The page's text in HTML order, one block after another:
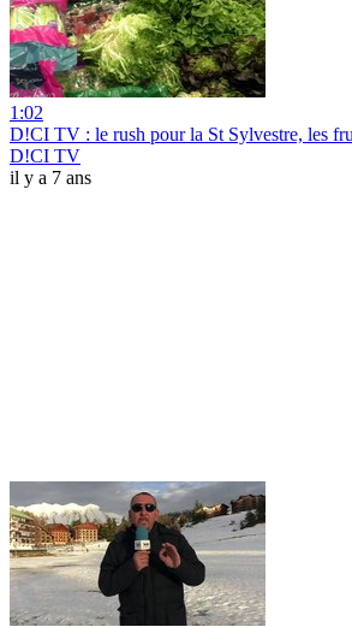
1:02
D!CI TV : le rush pour la St Sylvestre, les
D!CI TV
il y a 7 ans